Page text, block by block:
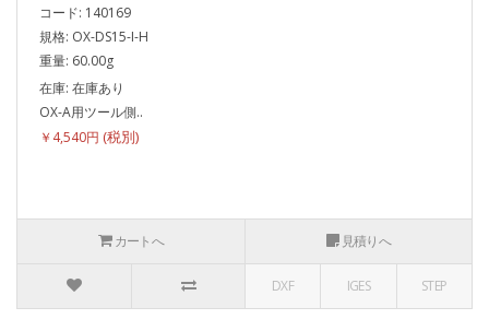
コード: 140169
規格: OX-DS15-I-H
重量: 60.00g
在庫: 在庫あり
OX-A用ツール側..
￥4,540円
カートへ 見積りへ
DXF IGES STEP